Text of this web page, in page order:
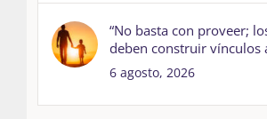
“No basta con proveer;
deben construir vínculos
6 agosto, 2026